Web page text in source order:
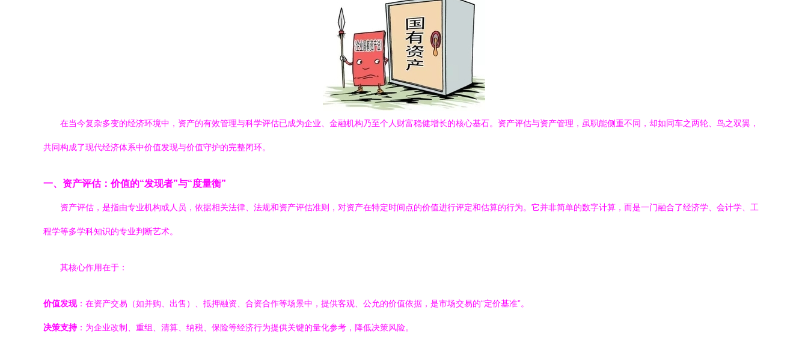
在当今复杂多变的经济环境中，资产的有效管理与科学评估已成为企业、金融机构乃至个人财富稳健增长的核心基石。资产评估与资产管理，虽职能侧重不同，却如同车之两轮、鸟之双翼，
共同构成了现代经济体系中价值发现与价值守护的完整闭环。
一、资产评估：价值的“发现者”与“度量衡”
资产评估，是指由专业机构或人员，依据相关法律、法规和资产评估准则，对资产在特定时间点的价值进行评定和估算的行为。它并非简单的数字计算，而是一门融合了经济学、会计学、工
程学等多学科知识的专业判断艺术。
其核心作用在于：
价值发现：在资产交易（如并购、出售）、抵押融资、合资合作等场景中，提供客观、公允的价值依据，是市场交易的“定价基准”。
决策支持：为企业改制、重组、清算、纳税、保险等经济行为提供关键的量化参考，降低决策风险。